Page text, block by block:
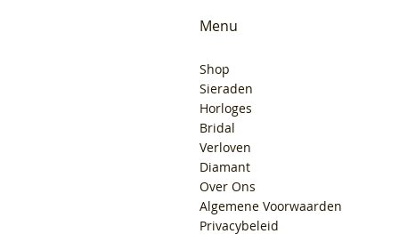
Menu
Shop
Sieraden
Horloges
Bridal
Verloven
Diamant
Over Ons
Algemene Voorwaarden
Privacybeleid